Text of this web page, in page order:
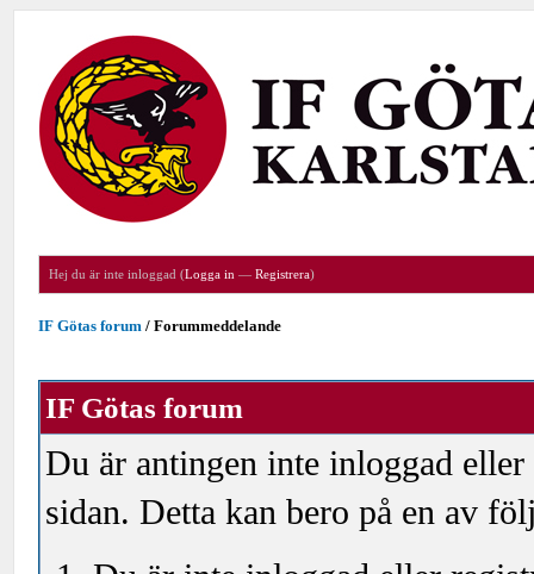
Hej du är inte inloggad (Logga in —Registrera)
IF Götas forum /Forummeddelande
IF Götas forum
Du är antingen inte inloggad
sidan. Detta kan bero på en av